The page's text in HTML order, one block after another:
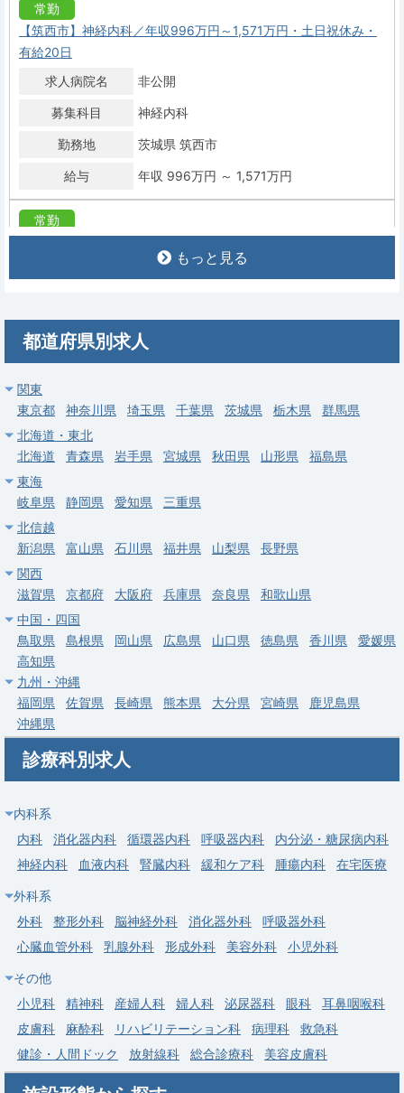
常勤
【筑西市】神経内科／年収996万円～1,571万円・土日祝休み・
有給20日
求人病院名
非公開
募集科目 神経内科
勤務地 茨城県 筑西市
給与 年収 996万円 ～ 1,571万円
常勤
可・当直なし・車通勤可
募集科目 内科
勤務地 茨城県 水戸市
常勤
【ひたちなか市】一般内科／年収1800万円・週4日相談可・当
直なし・車通勤可
求人病院名
非公開
募集科目
給与 年収 1,500万円 ～ 1,800万円
常勤
【ひたちなか市】在宅医療（訪問診療）／年収1800万円・週4
日相談可・当直なし・車通勤可
求人病院名
募集科目
勤務地 茨城県 ひたちなか市
【茨城町】呼吸器内科／年収1700万円・気管支鏡あり・土日祝
休み・高度急性期
求人病院名
非公開
募集科目 呼吸器内科
給与 年収 800万円 ～ 1,700万円
もっと見る
都道府県別求人
関東
東京都
神奈川県 埼玉県 千葉県 茨城県 栃木県
群馬県
北海道・東北
北海道
青森県 岩手県 宮城県 秋田県 山形県
福島県
東海
岐阜県
静岡県 愛知県
三重県
北信越
新潟県
富山県 石川県 福井県 山梨県
長野県
関西
滋賀県
京都府 大阪府 兵庫県 奈良県
和歌山県
中国・四国
鳥取県
島根県 岡山県 広島県 山口県 徳島県 香川県
愛媛県
高知県
九州・沖縄
福岡県
佐賀県 長崎県 熊本県 大分県 宮崎県
鹿児島県
沖縄県
診療科別求人
内科系
内科
消化器内科 循環器内科 呼吸器内科
内分泌・糖尿病内科
神経内科
血液内科 腎臓内科 緩和ケア科 腫瘍内科 在宅医療
外科系
外科
整形外科 脳神経外科 消化器外科
呼吸器外科
心臓血管外科
乳腺外科 形成外科 美容外科 小児外科
その他
小児科
精神科 産婦人科 婦人科 泌尿器科 眼科
耳鼻咽喉科
皮膚科
麻酔科 リハビリテーション科 病理科
救急科
健診・人間ドック
放射線科 総合診療科 美容皮膚科